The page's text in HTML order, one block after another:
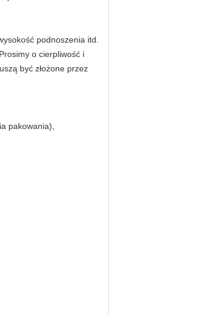
podnoszenia itd.
o cierpliwość i
być złożone przez
pakowania),